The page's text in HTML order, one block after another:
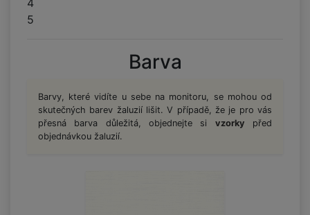
4
5
Barva
Barvy, které vidíte u sebe na monitoru, se mohou od
skutečných barev žaluzií lišit. V případě, že je pro vás
přesná barva důležitá, objednejte si vzorky před
objednávkou žaluzií.